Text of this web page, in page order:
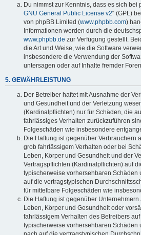
Du nimmst zur Kenntnis, dass es sich bei
GNU General Public License v2“ (GPL)
von phpBB Limited (www.phpbb.com)
Informationen werden durch die
www.phpbb.de zur Verfügung gestellt.
die Art und Weise, wie die Software
insbesondere die Verwendung der
untersagen oder auf Inhalte fremder
5. GEWÄHRLEISTUNG
Der Betreiber haftet mit Ausnahme der
und Gesundheit und der Verletzung
(Kardinalpflichten) nur für Schäden, die
fahrlässiges Verhalten zurückzuführen
Folgeschäden wie insbesondere
Die Haftung ist gegenüber Verbrauchern
grob fahrlässigem Verhalten oder bei
Leben, Körper und Gesundheit und der
Vertragspflichten (Kardinalpflichten) auf
typischerweise vorhersehbaren Schäden
auf die vertragstypischen
für mittelbare Folgeschäden wie
Die Haftung ist gegenüber
Leben, Körper und Gesundheit oder
fahrlässigem Verhalten des Betreibers
typischerweise vorhersehbaren Schäden